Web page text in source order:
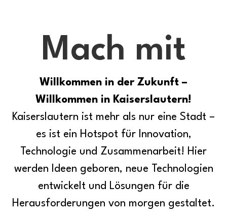
Mach mit
Willkommen in der Zukunft –
Willkommen in Kaiserslautern!
Kaiserslautern ist mehr als nur eine Stadt –
es ist ein Hotspot für Innovation,
Technologie und Zusammenarbeit! Hier
werden Ideen geboren, neue Technologien
entwickelt und Lösungen für die
Herausforderungen von morgen gestaltet.